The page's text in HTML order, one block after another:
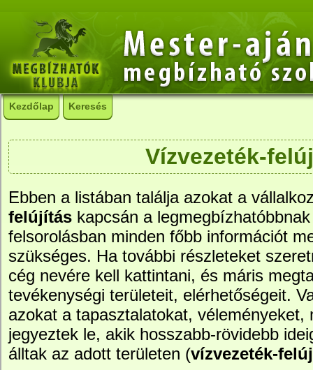
Kezdőlap Keresés
Vízvezeték-
Ebben a listában találja azokat a
felújítás kapcsán a
felsorolásban minden főbb információt
szükséges. Ha további részleteket
cég nevére kell kattintani, és máris
tevékenységi területeit, elérhetőségeit.
azokat a tapasztalatokat, véleményeket,
jegyeztek le, akik hosszabb-rövidebb
álltak az adott területen (vízvezeték-